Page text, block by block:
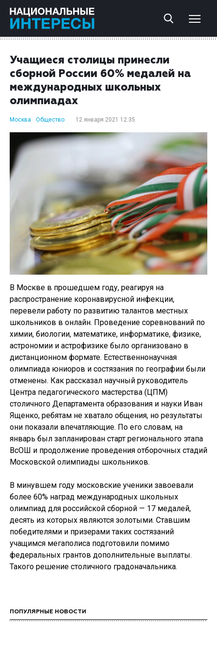
Учащиеся столицы принесли
сборной России 60% медалей на
международных школьных
олимпиадах
Москва Общество 12 января 2021 12:35
В Москве в прошедшем году, реагируя на
распространение коронавирусной инфекции,
перевели работу по развитию талантов местных
школьников в онлайн. Проведение соревнований по
химии, биологии, математике, информатике, физике,
астрономии и астрофизике было организовано в
дистанционном формате. Естественнонаучная
олимпиада юниоров и состязания по географии были
отменены. Как рассказал научный руководитель
Центра педагогического мастерства (ЦПМ)
столичного Департамента образования и науки Иван
Ященко, ребятам не хватало общения, но результаты
они показали впечатляющие. По его словам, на
январь был запланирован старт регионального этапа
ВсОШ и продолжение проведения отборочных стадий
Московской олимпиады школьников.
В минувшем году московские ученики завоевали
более 60% наград международных школьных
олимпиад для российской сборной — 17 медалей,
десять из которых являются золотыми. Ставшим
победителями и призерами таких состязаний
учащимся мегаполиса подготовили помимо
федеральных грантов дополнительные выплаты.
Такого решение столичного градоначальника.
ПОПУЛЯРНЫЕ НОВОСТИ